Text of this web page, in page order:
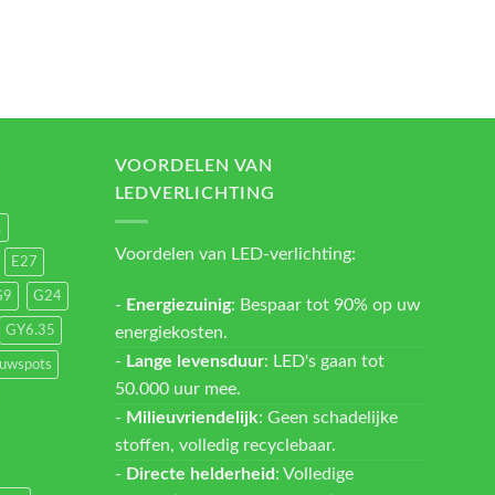
E27
G24
GY6.35
VOORDELEN VAN
LEDVERLICHTING
Voordelen van LED-verlichting:
- Energiezuinig: Bespaar tot 90% op uw
energiekosten.
- Lange levensduur: LED's gaan tot
50.000 uur mee.
- Milieuvriendelijk: Geen schadelijke
stoffen, volledig recyclebaar.
- Directe helderheid : Volledige